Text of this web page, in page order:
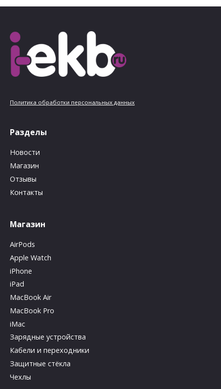
Политика обработки персональных данных
Разделы
Новости
Магазин
Отзывы
Контакты
Магазин
AirPods
Apple Watch
iPhone
iPad
MacBook Air
MacBook Pro
iMac
Зарядные устройства
Кабели и переходники
Защитные стёкла
Чехлы